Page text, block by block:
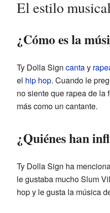
El estilo
¿Cómo es la
Ty Dolla Sign cantay
el hip hop. Cuando le
no siente que rapea de la
más como un cantante.
¿Quiénes han
Ty Dolla Sign ha
le gustaba mucho Slum
hop y le gusta la música